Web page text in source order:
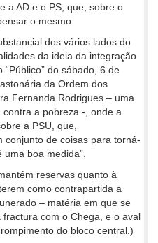
a AD e o PS, que, sobre o
o mesmo.
dos vários lados do
da ideia da integração
do sábado, 6 de
da Ordem dos
Fernanda Rodrigues – uma
a pobreza -, onde a
a PSU, que,
conjunto de coisas para torná-
boa medida”.
reservas quanto à
como contrapartida a
– matéria em que se
com o Chega, e o aval
do bloco central.)